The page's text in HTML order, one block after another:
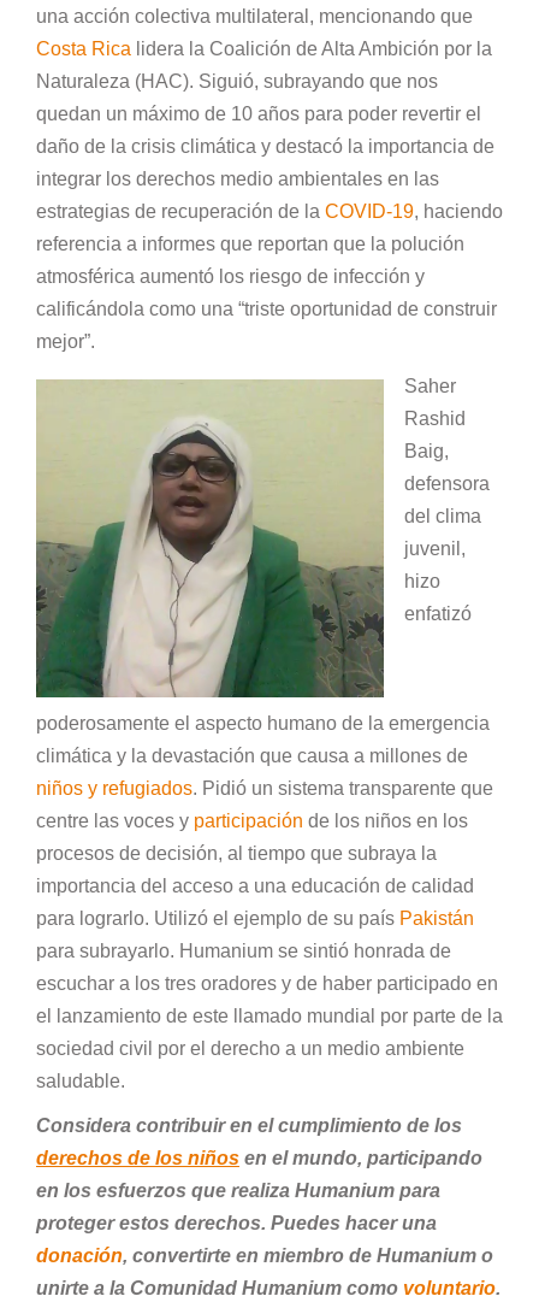
una acción colectiva multilateral, mencionando que
Costa Rica lidera la Coalición de Alta Ambición por la
Naturaleza (HAC). Siguió, subrayando que nos
quedan un máximo de 10 años para poder revertir el
daño de la crisis climática y destacó la importancia de
integrar los derechos medio ambientales en las
estrategias de recuperación de la COVID-19, haciendo
referencia a informes que reportan que la polución
atmosférica aumentó los riesgo de infección y
calificándola como una “triste oportunidad de construir
mejor”.
Saher
Rashid
Baig,
defensora
del clima
juvenil,
hizo
enfatizó
poderosamente el aspecto humano de la emergencia
climática y la devastación que causa a millones de
niños y refugiados. Pidió un sistema transparente que
centre las voces y participación de los niños en los
procesos de decisión, al tiempo que subraya la
importancia del acceso a una educación de calidad
para lograrlo. Utilizó el ejemplo de su país Pakistán
para subrayarlo. Humanium se sintió honrada de
escuchar a los tres oradores y de haber participado en
el lanzamiento de este llamado mundial por parte de la
sociedad civil por el derecho a un medio ambiente
saludable.
Considera contribuir en el cumplimiento de los
derechos de los niños en el mundo, participando
en los esfuerzos que realiza Humanium para
proteger estos derechos. Puedes hacer una
donación, convertirte en miembro de Humanium o
unirte a la Comunidad Humanium como voluntario.